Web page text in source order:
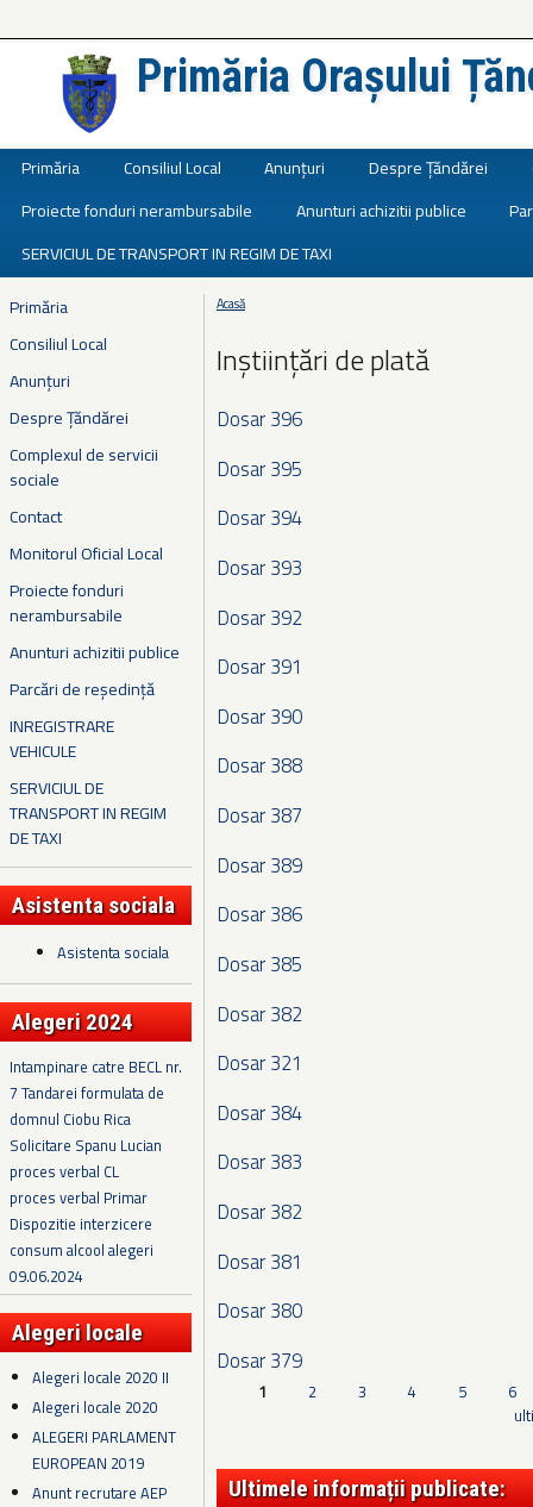
Primăria Orașului
Primăria Consiliul Local Anunțuri Despre Țăndărei
Proiecte fonduri nerambursabile
Anunturi achizitii publice
SERVICIUL DE TRANSPORT IN REGIM DE TAXI
Primăria
Consiliul Local
Anunțuri
Despre Țăndărei
Complexul de servicii
sociale
Contact
Monitorul Oficial Local
Proiecte fonduri
nerambursabile
Anunturi achizitii publice
Parcări de reședință
INREGISTRARE
VEHICULE
SERVICIUL DE
TRANSPORT IN REGIM
DE TAXI
Asistenta sociala
Asistenta sociala
Alegeri 2024
Intampinare catre BECL nr.
7 Tandarei formulata de
domnul Ciobu Rica
Solicitare Spanu Lucian
proces verbal CL
proces verbal Primar
Dispozitie interzicere
consum alcool alegeri
09.06.2024
Alegeri locale
Alegeri locale 2020 II
Alegeri locale 2020
ALEGERI PARLAMENT
EUROPEAN 2019
Anunt recrutare AEP
Eşti aici
Acasă
Inștiințări de plată
Dosar 396
Dosar 395
Dosar 394
Dosar 393
Dosar 392
Dosar 391
Dosar 390
Dosar 388
Dosar 387
Dosar 389
Dosar 386
Dosar 385
Dosar 382
Dosar 321
Dosar 384
Dosar 383
Dosar 382
Dosar 381
Dosar 380
Dosar 379
Pagini
1 2 3 4 5
6
Ultimele informații publicate: